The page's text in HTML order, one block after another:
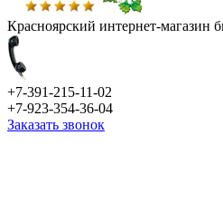
Красноярский интернет-магазин
+7-391-215-11-02
+7-923-354-36-04
Заказать звонок